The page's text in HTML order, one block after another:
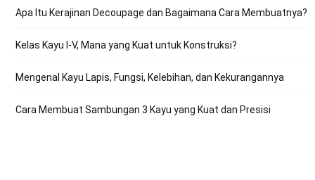
Apa Itu Kerajinan Decoupage dan Bagaimana Cara Membuatnya?
Kelas Kayu I-V, Mana yang Kuat untuk Konstruksi?
Mengenal Kayu Lapis, Fungsi, Kelebihan, dan Kekurangannya
Cara Membuat Sambungan 3 Kayu yang Kuat dan Presisi